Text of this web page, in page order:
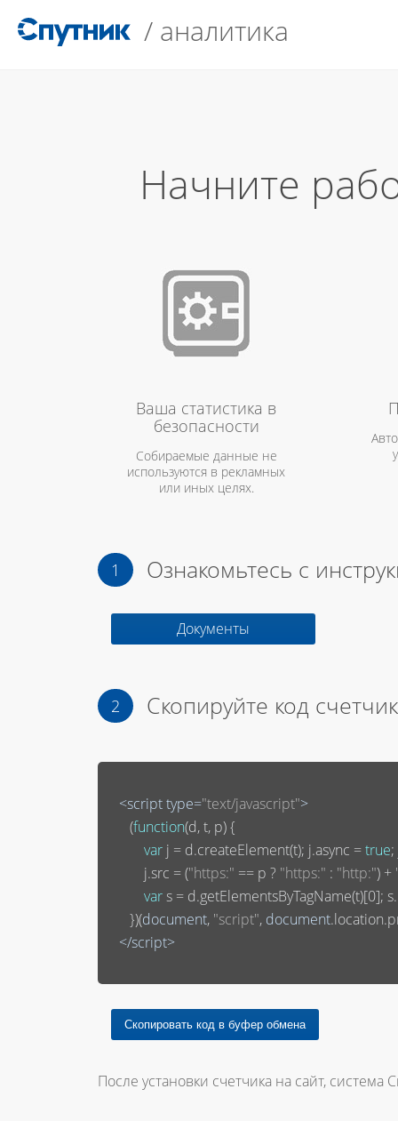
/ аналитика
Начните
Ваша статистика в
безопасности
Собираемые данные не
используются в рекламных
или иных целях.
Ознакомьтесь с
Документы
Скопируйте код
<scripttype="text/javascript">
       (
function(d, t, p) {
var j = d.createElement(t); j.async = true
           j.src = (
"https:" == p ? "https:" : "http:") +
var s = d.getElementsByTagName(t)[0];
       })(
document, "script", document
</script>
После установки счетчика на сайт, система